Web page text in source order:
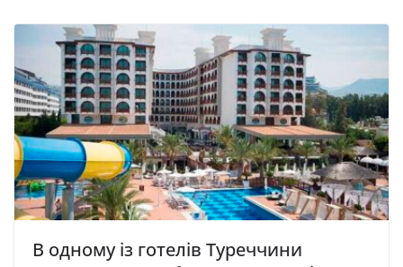
В одному із готелів Туреччини